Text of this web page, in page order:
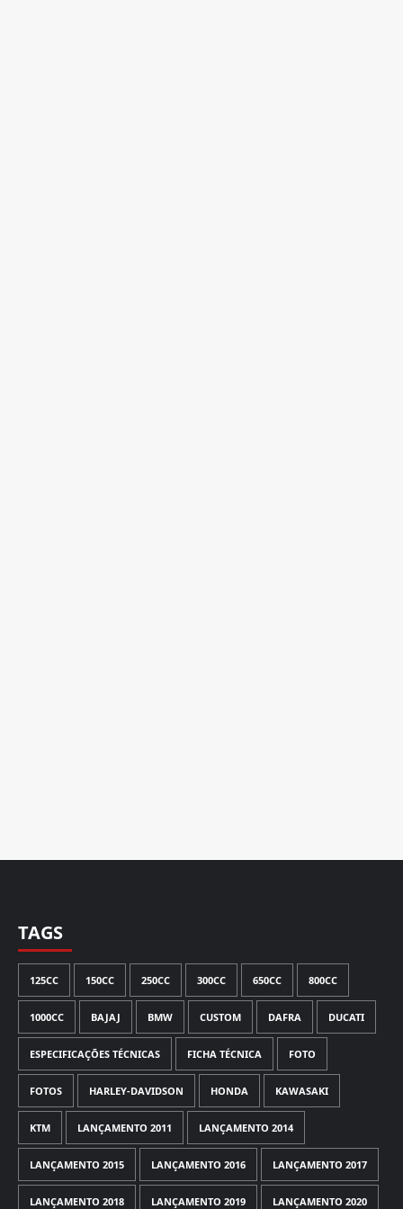
TAGS
125CC 150CC 250CC 300CC 650CC 800CC
1000CC BAJAJ BMW CUSTOM DAFRA DUCATI
ESPECIFICAÇÕES TÉCNICAS FICHA TÉCNICA FOTO
FOTOS HARLEY-DAVIDSON HONDA KAWASAKI
KTM LANÇAMENTO 2011 LANÇAMENTO 2014
LANÇAMENTO 2015 LANÇAMENTO 2016 LANÇAMENTO 2017
LANÇAMENTO 2018 LANÇAMENTO 2019 LANÇAMENTO 2020